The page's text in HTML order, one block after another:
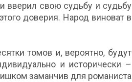
вверил свою судьбу и судьбу
доверия. Народ виноват в
томов и, вероятно, будут
и исторически –
заманчив для романиста